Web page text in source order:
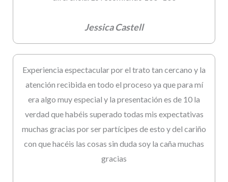
Jessica Castell
Experiencia espectacular por el trato tan cercano y la
atención recibida en todo el proceso ya que para mí
era algo muy especial y la presentación es de 10 la
verdad que habéis superado todas mis expectativas
muchas gracias por ser partícipes de esto y del cariño
con que hacéis las cosas sin duda soy la caña muchas
gracias